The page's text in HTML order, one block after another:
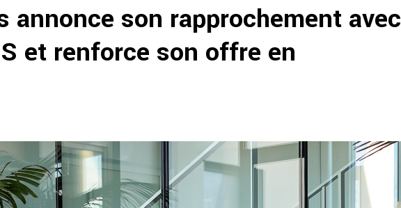
annonce son rapprochement avec
et renforce son offre en